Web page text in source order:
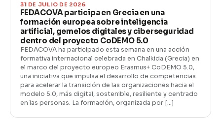
31 DE JULIO DE 2026
FEDACOVA participa en Grecia en una
formación europea sobre inteligencia
artificial, gemelos digitales y ciberseguridad
dentro del proyecto CoDEMO 5.0
FEDACOVA ha participado esta semana en una acción
formativa internacional celebrada en Chalkida (Grecia) en
el marco del proyecto europeo Erasmus+ CoDEMO 5.0,
una iniciativa que impulsa el desarrollo de competencias
para acelerar la transición de las organizaciones hacia el
modelo 5.0, más digital, sostenible, resiliente y centrado
en las personas. La formación, organizada por […]